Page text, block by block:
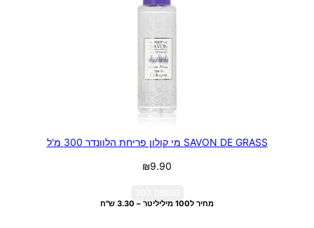
SAVON DE GRASS מי קולון פריחת הלוונדר 300 מ'ל
₪9.90
מחיר ל100 מיליליטר – 3.30 ש"ח